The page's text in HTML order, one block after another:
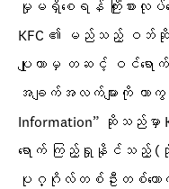
မှုမရှိစေရန် ကြိုးစား
KFC ၏ မည်သည့် ဝဘ်
ပျုတာမှ တဆင့် ဝင်ရော
အချက်အလက်များကို ကာကွ
Information” ဆိုသ
ရောက် ကြည့်ရှုနိုင်သည့်
ပုဂ္ဂိုလ်တစ်ဦးတစ်ယေ